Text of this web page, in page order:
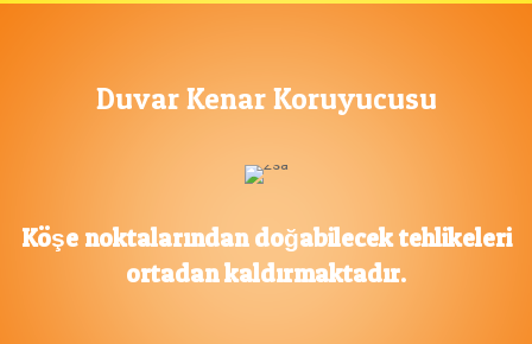
Duvar Kenar Koruyucusu
Köşe noktalarından doğabilecek tehlikeleri
ortadan kaldırmaktadır.